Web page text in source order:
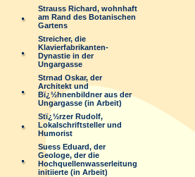
Strauss Richard, wohnhaft
am Rand des Botanischen
Gartens
Streicher, die
Klavierfabrikanten-
Dynastie in der
Ungargasse
Strnad Oskar, der
Architekt und
Bï¿½hnenbildner aus der
Ungargasse (in Arbeit)
Stï¿½rzer Rudolf,
Lokalschriftsteller und
Humorist
Suess Eduard, der
Geologe, der die
Hochquellenwasserleitung
initiierte (in Arbeit)